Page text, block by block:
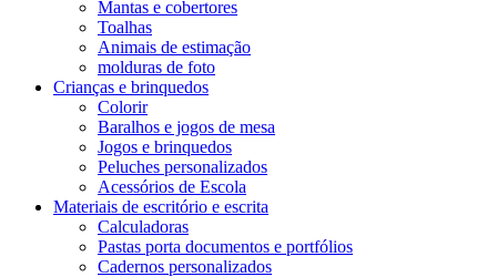
Mantas e cobertores
Toalhas
Animais de estimação
molduras de foto
Crianças e brinquedos
Colorir
Baralhos e jogos de mesa
Jogos e brinquedos
Peluches personalizados
Acessórios de Escola
Materiais de escritório e escrita
Calculadoras
Pastas porta documentos e portfólios
Cadernos personalizados